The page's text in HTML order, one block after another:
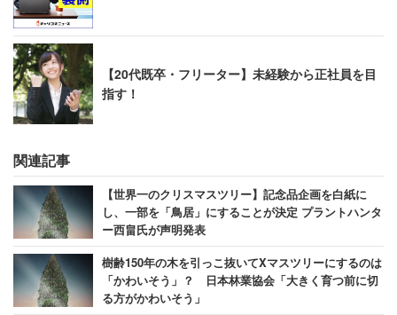
クリスマスは自宅でまったり過ごすカップル
が急増！理由は「疲れているから」
今の若者にとって、クリスマスが平日か週末かはあまり関
係ないのかもしれない。DeNAトラベルの調査によれば、
「クリスマスを特別な日だと感じる」と答えた男性は
52.5％、女性は約70.4％だった。やはり女性の方がクリス
マスを”特別な日”と意識しているようだ。
「クリスマスをパートナーと過ごす」と回答した人に、
「クリスマスにしたいこと」を尋ねると、「自宅でまった
【20代既卒・フリーター】未経験から正社員を目
指す！
関連記事
【世界一のクリスマスツリー】記念品企画を白紙に
し、一部を「鳥居」にすることが決定 プラントハンタ
ー西畠氏が声明発表
樹齢150年の木を引っこ抜いてXマスツリーにするのは
「かわいそう」？ 日本林業協会「大きく育つ前に切
る方がかわいそう」